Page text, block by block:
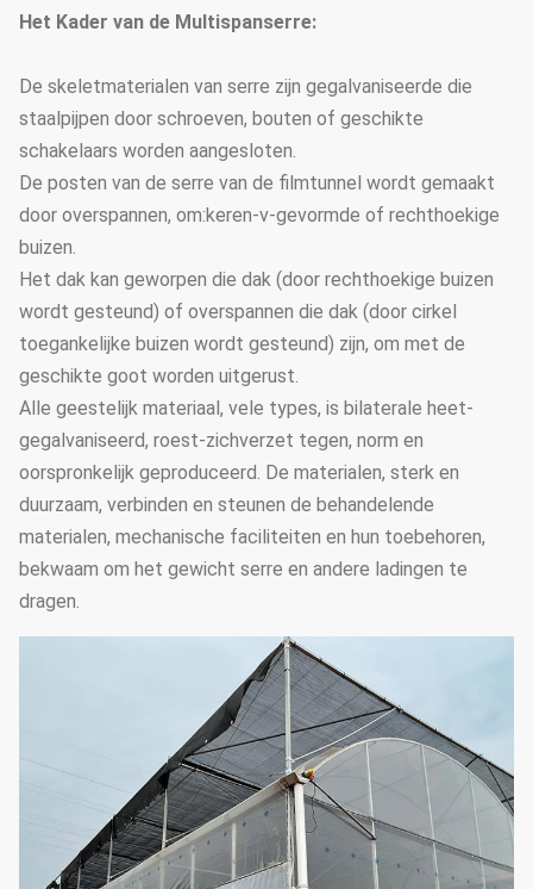
Het Kader van de Multispanserre:
De skeletmaterialen van serre zijn gegalvaniseerde die
staalpijpen door schroeven, bouten of geschikte
schakelaars worden aangesloten.
De posten van de serre van de filmtunnel wordt gemaakt
door overspannen, om:keren-v-gevormde of rechthoekige
buizen.
Het dak kan geworpen die dak (door rechthoekige buizen
wordt gesteund) of overspannen die dak (door cirkel
toegankelijke buizen wordt gesteund) zijn, om met de
geschikte goot worden uitgerust.
Alle geestelijk materiaal, vele types, is bilaterale heet-
gegalvaniseerd, roest-zichverzet tegen, norm en
oorspronkelijk geproduceerd. De materialen, sterk en
duurzaam, verbinden en steunen de behandelende
materialen, mechanische faciliteiten en hun toebehoren,
bekwaam om het gewicht serre en andere ladingen te
dragen.